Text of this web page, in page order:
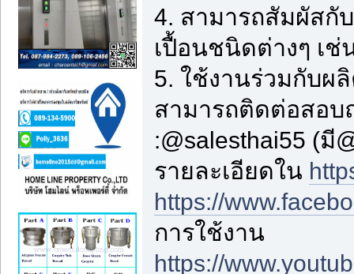
4. สามารถสัมผัสกั
เปื้อนชนิดต่างๆ เ
5. ใช้งานร่วมกับผ
สามารถติดต่อสอบ
:@salesthai55 (มี
รายละเอียดใน
https://
การใช้งาน
https://